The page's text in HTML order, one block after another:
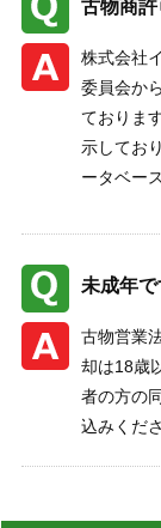
古物商
株式会社
委員会か
ておりま
示してお
ータベー
未成年
古物営業
却は18歳
者の方の
込みくだ